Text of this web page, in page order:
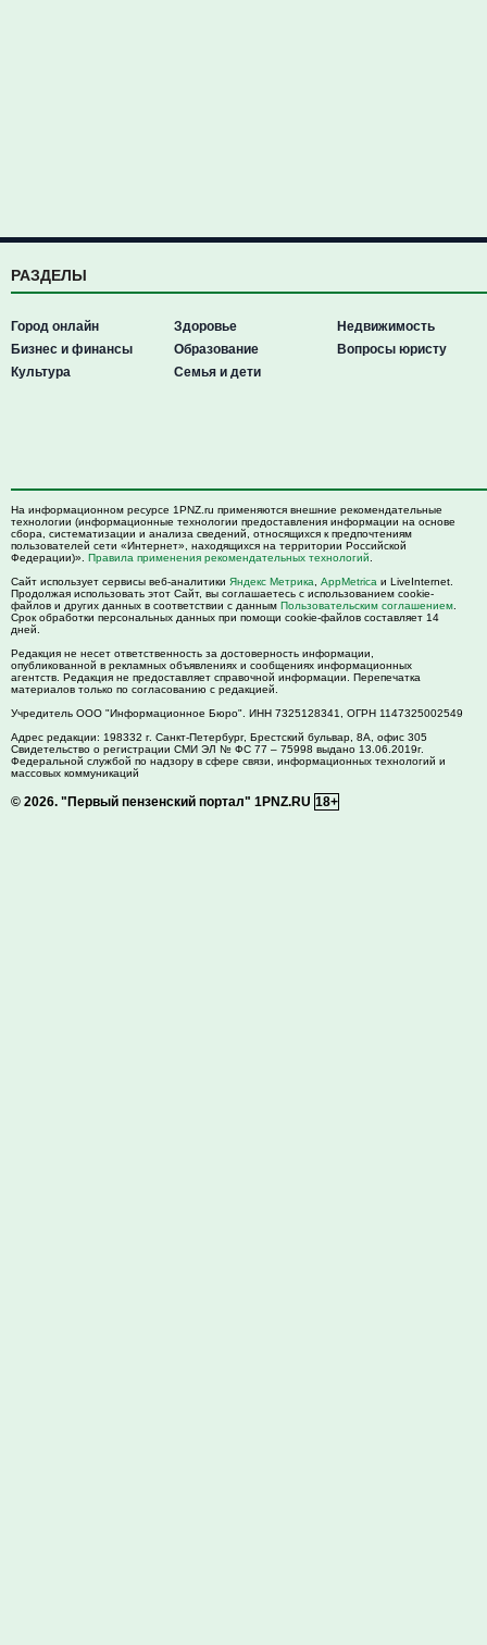
РАЗДЕЛЫ
Город онлайн
Бизнес и финансы
Культура
Здоровье
Образование
Семья и дети
Недвижимость
Вопросы юристу
На информационном ресурсе 1PNZ.ru применяются внешние рекомендательные
технологии (информационные технологии предоставления информации на основе
сбора, систематизации и анализа сведений, относящихся к предпочтениям
пользователей сети «Интернет», находящихся на территории Российской
Федерации)». Правила применения рекомендательных технологий
Сайт использует сервисы веб-аналитики Яндекс Метрика AppMetrica и LiveInternet.
Продолжая использовать этот Сайт, вы соглашаетесь с использованием cookie-
файлов и других данных в соответствии с данным Пользовательским соглашением
Срок обработки персональных данных при помощи cookie-файлов составляет 14
дней.
Редакция не несет ответственность за достоверность информации,
опубликованной в рекламных объявлениях и сообщениях информационных
агентств. Редакция не предоставляет справочной информации. Перепечатка
материалов только по согласованию с редакцией.
Учредитель ООО "Информационное Бюро". ИНН 7325128341, ОГРН 1147325002549
Адрес редакции: 198332 г. Санкт-Петербург, Брестский бульвар, 8А, офис 305
Свидетельство о регистрации СМИ ЭЛ № ФС 77 – 75998 выдано 13.06.2019г.
Федеральной службой по надзору в сфере связи, информационных технологий и
массовых коммуникаций
© 2026. "Первый пензенский портал" 1PNZ.RU 18+